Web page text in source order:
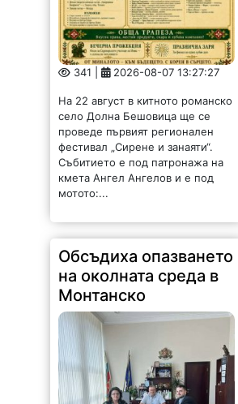
341 | 2026-08-07 13:27:27
На 22 август в китното романско
село Долна Бешовица ще се
проведе първият регионален
фестивал „Сирене и занаяти“.
Събитието е под патронажа на
кмета Ангел Ангелов и е под
мотото:...
Обсъдиха опазването
на околната среда в
Монтанско